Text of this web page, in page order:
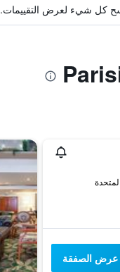
كل شيء لعرض التقييمات.
عرض الصفقة